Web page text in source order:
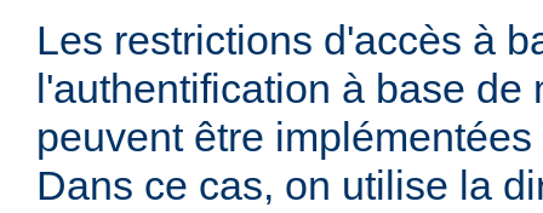
Les restrictions d'accès à
l'authentification à base de
peuvent être
Dans ce cas, on utilise la